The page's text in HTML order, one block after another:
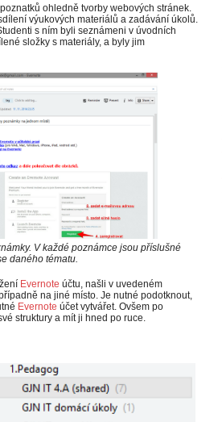
ohledně tvorby webových stránek.
výukových materiálů a zadávání úkolů.
s ním byli seznámeni v úvodních
složky s materiály, a byly jim
V každé poznámce jsou příslušné
daného tématu.
Evernote účtu, našli v uvedeném
na jiné místo. Je nutné podotknout,
Evernote účet vytvářet. Ovšem po
struktury a mít ji hned po ruce.